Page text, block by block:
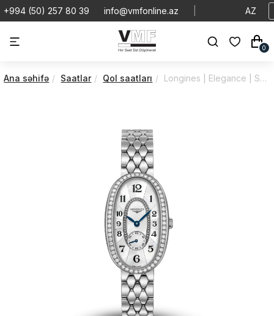
+994 (50) 257 80 39 info@vmfonline.az AZ
0
Ana səhifə Saatlar Qol saatları Longines | Elegance | Symphonette | L23060836